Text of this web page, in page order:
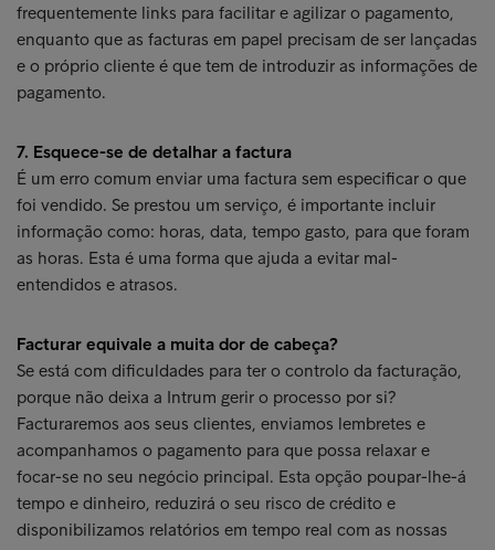
frequentemente links para facilitar e agilizar o pagamento,
enquanto que as facturas em papel precisam de ser lançadas
e o próprio cliente é que tem de introduzir as informações de
pagamento.
7. Esquece-se de detalhar a factura
É um erro comum enviar uma factura sem especificar o que
foi vendido. Se prestou um serviço, é importante incluir
informação como: horas, data, tempo gasto, para que foram
as horas. Esta é uma forma que ajuda a evitar mal-
entendidos e atrasos.
Facturar equivale a muita dor de cabeça?
Se está com dificuldades para ter o controlo da facturação,
porque não deixa a Intrum gerir o processo por si?
Facturaremos aos seus clientes, enviamos lembretes e
acompanhamos o pagamento para que possa relaxar e
focar-se no seu negócio principal. Esta opção poupar-lhe-á
tempo e dinheiro, reduzirá o seu risco de crédito e
disponibilizamos relatórios em tempo real com as nossas